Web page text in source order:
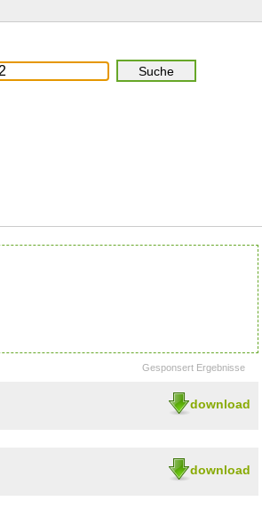
Gesponsert Ergebnisse
download
download